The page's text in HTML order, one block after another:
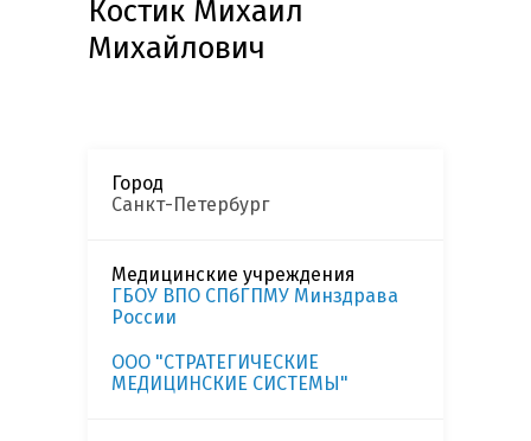
Костик Михаил
Михайлович
Город
Санкт-Петербург
Медицинские учреждения
ГБОУ ВПО СПбГПМУ Минздрава
России
ООО "СТРАТЕГИЧЕСКИЕ
МЕДИЦИНСКИЕ СИСТЕМЫ"